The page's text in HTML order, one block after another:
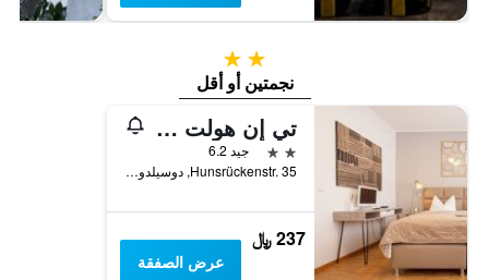
2 نجمتين
نجمتين أو أقل
تي إن هولت دوسلدورف
2 نجمتين
جيد 6.2
Hunsrückenstr. 35, دوسيلدورف, ولاية شمال الراين وستفاليا, ألمانيا
237 ﷼
عرض الصفقة